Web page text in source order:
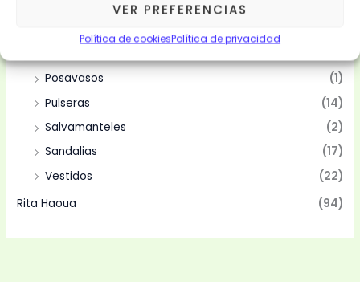
VER PREFERENCIAS
Política de cookiesPolítica de privacidad
Posavasos
(1)
Pulseras
(14)
Salvamanteles
(2)
Sandalias
(17)
Vestidos
(22)
Rita Haoua
(94)